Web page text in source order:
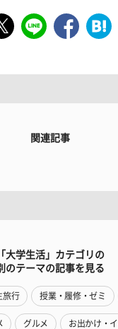
関連記事
「大学生活」カテゴリの
のテーマの記事を見る
旅行 授業・履修・ゼミ
グルメ お出かけ・